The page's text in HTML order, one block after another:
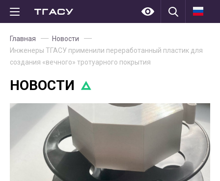
Главная
Новости
Инженеры ТГАСУ применили переработанный пластик для
создания «вечного» тротуарного покрытия
НОВОСТИ